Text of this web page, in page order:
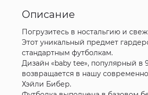
Описание
Погрузитесь в ностальгию и
Этот уникальный предмет
стандартным футболкам.
Дизайн «baby tee», популярный в
возвращается в нашу
Хэйли Бибер.